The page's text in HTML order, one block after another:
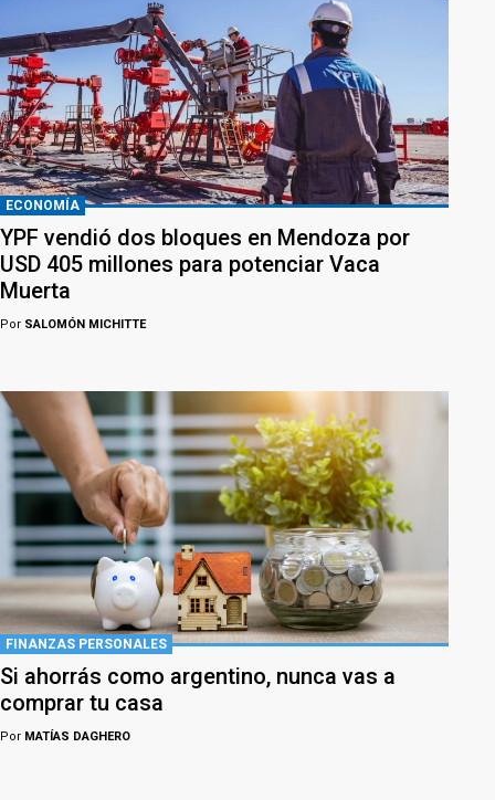
ECONOMÍA
YPF vendió dos bloques en Mendoza por
USD 405 millones para potenciar Vaca
Muerta
Por SALOMÓN MICHITTE
FINANZAS PERSONALES
Si ahorrás como argentino, nunca vas a
comprar tu casa
Por MATÍAS DAGHERO